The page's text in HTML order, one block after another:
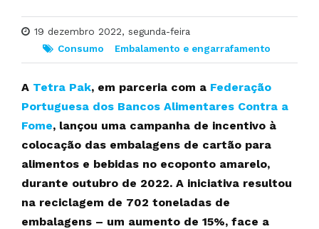
19 dezembro 2022, segunda-feira
Consumo
Embalamento e engarrafamento
A Tetra Pak, em parceria com a Federação
Portuguesa dos Bancos Alimentares Contra a
Fome, lançou uma campanha de incentivo à
colocação das embalagens de cartão para
alimentos e bebidas no ecoponto amarelo,
durante outubro de 2022. A iniciativa resultou
na reciclagem de 702 toneladas de
embalagens – um aumento de 15%, face a